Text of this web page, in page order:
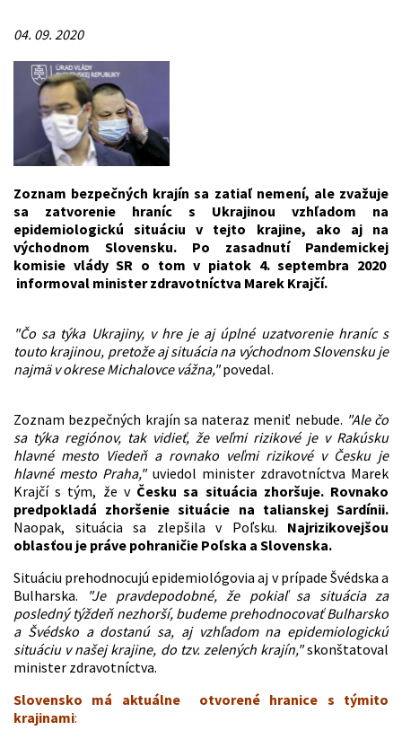
04. 09. 2020
Zoznam bezpečných krajín sa zatiaľ nemení, ale zvažuje
sa zatvorenie hraníc s Ukrajinou vzhľadom na
epidemiologickú situáciu v tejto krajine, ako aj na
východnom Slovensku. Po zasadnutí Pandemickej
komisie vlády SR o tom v piatok 4. septembra 2020
informoval minister zdravotníctva Marek Krajčí.
"Čo sa týka Ukrajiny, v hre je aj úplné uzatvorenie hraníc s
touto krajinou, pretože aj situácia na východnom Slovensku je
najmä v okrese Michalovce vážna,"povedal.
Zoznam bezpečných krajín sa nateraz meniť nebude. "Ale čo
sa týka regiónov, tak vidieť, že veľmi rizikové je v Rakúsku
hlavné mesto Viedeň a rovnako veľmi rizikové v Česku je
hlavné mesto Praha,"uviedol minister zdravotníctva Marek
Krajčí s tým, že v Česku sa situácia zhoršuje. Rovnako
predpokladá zhoršenie situácie na talianskej Sardínii.
Naopak, situácia sa zlepšila v Poľsku. Najrizikovejšou
oblasťou je práve pohraničie Poľska a Slovenska.
Situáciu prehodnocujú epidemiológovia aj v prípade Švédska a
Bulharska.
"Je pravdepodobné, že pokiaľ sa situácia za
posledný týždeň nezhorší, budeme prehodnocovať Bulharsko
a Švédsko a dostanú sa, aj vzhľadom na epidemiologickú
situáciu v našej krajine, do tzv. zelených krajín,"skonštatoval
minister zdravotníctva.
Slovensko má aktuálne otvorené hranice s týmito
krajinami: